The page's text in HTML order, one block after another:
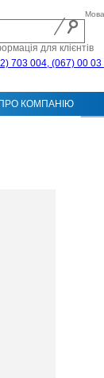
Мова
для клієнтів
703 004, (067) 00 03
КОМПАНІЮ